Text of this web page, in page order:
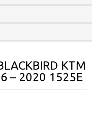
KTM
– 2020 1525E